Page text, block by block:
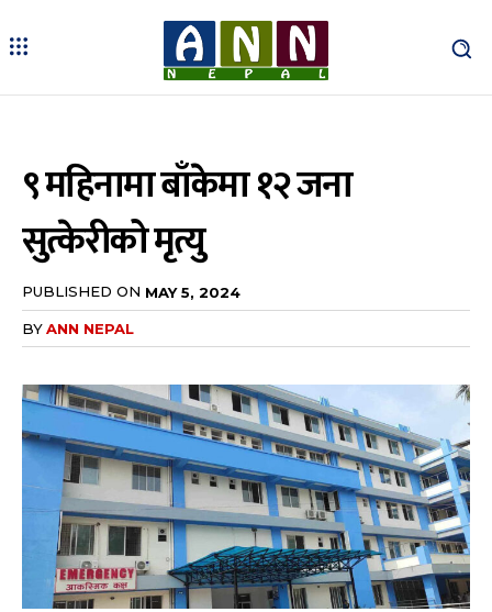
९ महिनामा बाँकेमा १२ जना
सुत्केरीको मृत्यु
PUBLISHED ON MAY 5, 2024
BYANN NEPAL